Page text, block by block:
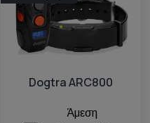
Dogtra ARC800
Άμεση